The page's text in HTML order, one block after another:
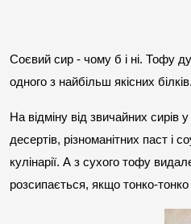
Соєвий сир - чому б і ні. Тофу
одного з найбільш якісних
На відміну від звичайних
десертів, різноманітних паст і
кулінарії. А з сухого тофу
розсипається, якщо тонко-тонко